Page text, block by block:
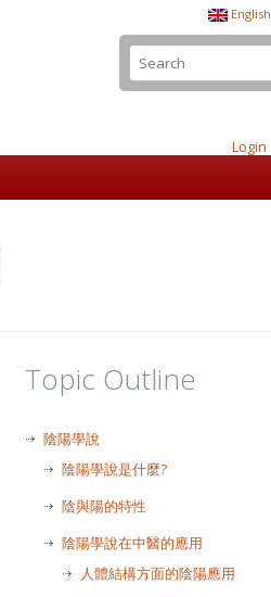
English
Login
Topic Outline
陰陽學說
陰陽學說是什麼?
陰與陽的特性
陰陽學說在中醫的應用
人體結構方面的陰陽應用